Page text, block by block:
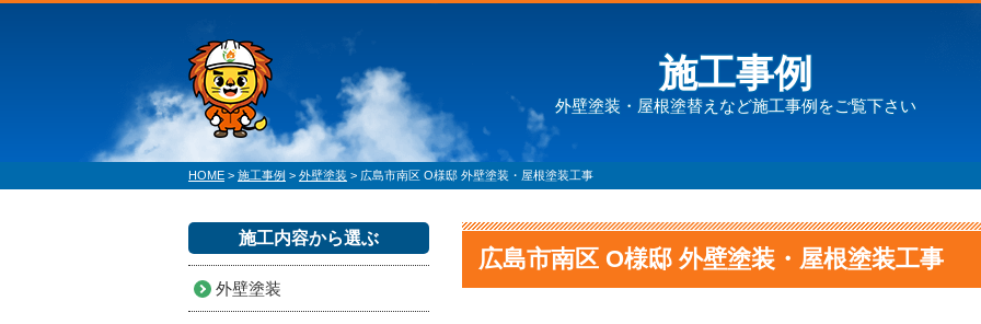
施工事例
外壁塗装・屋根塗替えなど施工事例をご覧下さい
HOME > 施工事例 > 外壁塗装 > 広島市南区 O様邸 外壁塗装・屋根塗装工事
広島市南区 O様邸 外壁塗装・屋根塗装工事
施工内容から選ぶ
外壁塗装